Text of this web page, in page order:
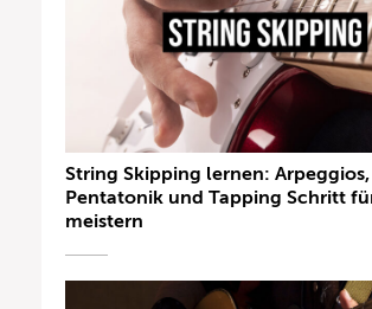
String Skipping lernen: Arpeggios,
Pentatonik und Tapping Schritt
meistern